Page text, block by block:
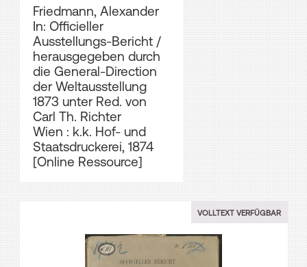
Friedmann, Alexander
In: Officieller
Ausstellungs-Bericht /
herausgegeben durch
die General-Direction
der Weltausstellung
1873 unter Red. von
Carl Th. Richter
Wien : k.k. Hof- und
Staatsdruckerei, 1874
[Online Ressource]
VOLLTEXT VERFÜGBAR